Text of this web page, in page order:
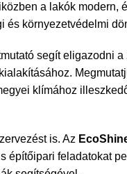
a lakók modern,
és környezetvédelmi
segít eligazodni a
klímához
is. Az
építőipari feladatokat